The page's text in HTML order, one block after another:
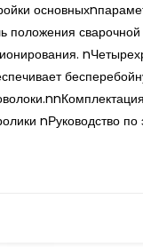
положения сварочной
nРуководство по